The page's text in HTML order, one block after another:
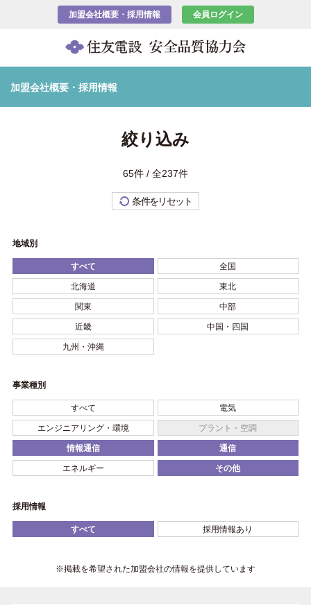
加盟会社概要・採用情報 会員ログイン
加盟会社概要・採用情報
絞り込み
65件 / 全237件
条件をリセット
地域別
すべて 全国
北海道 東北
関東 中部
近畿 中国・四国
九州・沖縄
事業種別
すべて 電気
エンジニアリング・環境 プラント・空調
情報通信 通信
エネルギー その他
採用情報
すべて 採用情報あり
※掲載を希望された加盟会社の情報を提供しています